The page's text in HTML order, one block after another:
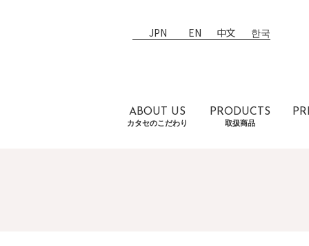
JPN EN 中文 한국
ABOUT US
カタセのこだわり
PRODUCTS
取扱商品